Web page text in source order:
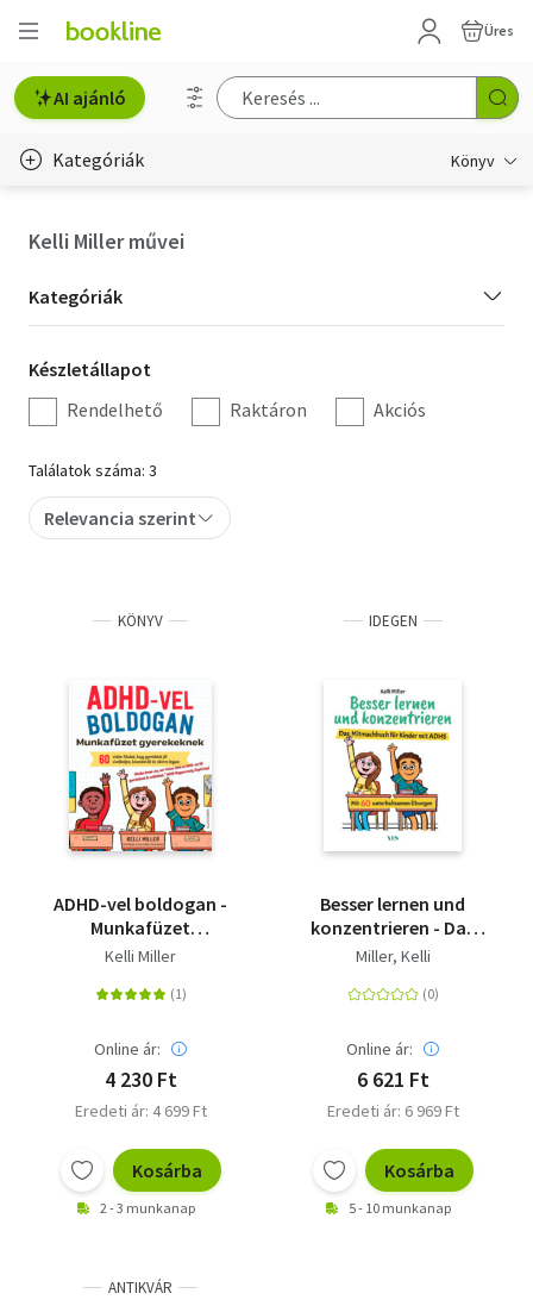
Üres
AI ajánló
Kategóriák Könyv
Hobbi, szabadidő
Irodalom
Művészet
Szakkönyv
Tankönyv, segédkönyv
Természettudomány
Történelem
Vallás
Kelli Miller művei
Kategória
szűrés
Kategóriák
Készletállapot
szűrés
Készletállapot
Rendelhető
Raktáron Akciós
Találatok száma: 3
Relevancia szerint
KÖNYV
ADHD-vel boldogan -
Munkafüzet
gyerekeknek
Kelli Miller
Online ár:
4 230 Ft
Eredeti ár: 4 699 Ft
Kosárba
2 - 3 munkanap
IDEGEN
Besser lernen und
konzentrieren - Das
Mitmachbuch für
Miller, Kelli
Online ár:
6 621 Ft
Eredeti ár: 6 969 Ft
Kosárba
5 - 10 munkanap
ANTIKVÁR